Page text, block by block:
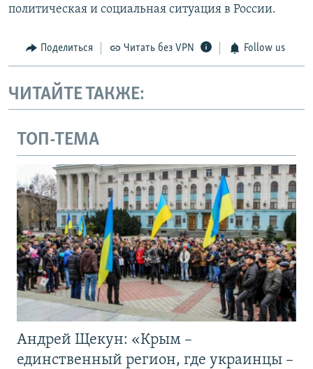
политическая и социальная ситуация в России.
Поделиться Читать без VPN Follow us
ЧИТАЙТЕ ТАКЖЕ:
ТОП-ТЕМА
Андрей Щекун: «Крым –
единственный регион, где украинцы –